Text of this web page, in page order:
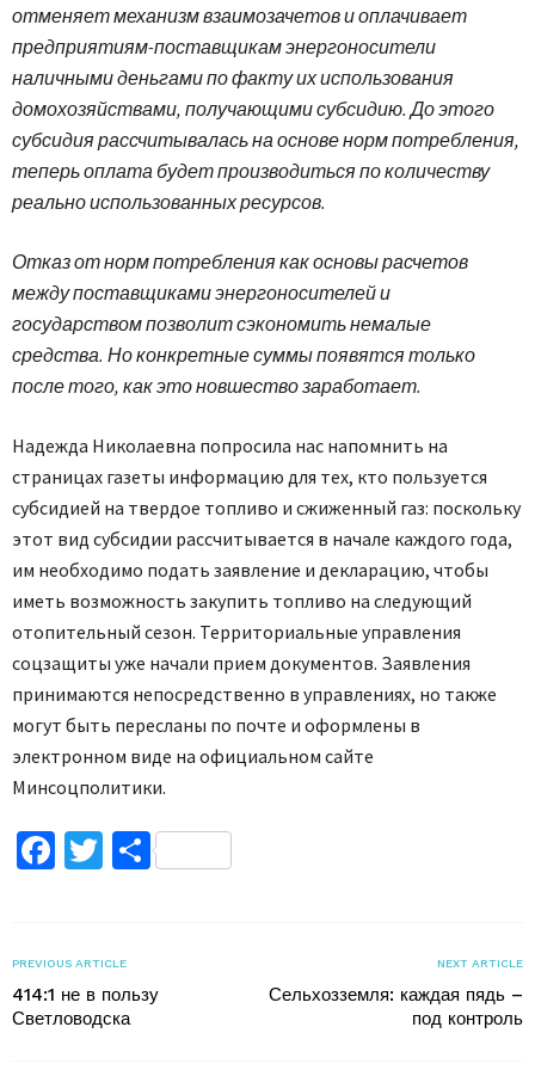
отменяет механизм взаимозачетов и оплачивает
предприятиям-поставщикам энергоносители
наличными деньгами по факту их использования
домохозяйствами, получающими субсидию. До этого
субсидия рассчитывалась на основе норм потребления,
теперь оплата будет производиться по количеству
реально использованных ресурсов.
Отказ от норм потребления как основы расчетов
между поставщиками энергоносителей и
государством позволит сэкономить немалые
средства. Но конкретные суммы появятся только
после того, как это новшество заработает.
Надежда Николаевна попросила нас напомнить на
страницах газеты информацию для тех, кто пользуется
субсидией на твердое топливо и сжиженный газ: поскольку
этот вид субсидии рассчитывается в начале каждого года,
им необходимо подать заявление и декларацию, чтобы
иметь возможность закупить топливо на следующий
отопительный сезон. Территориальные управления
соцзащиты уже начали прием документов. Заявления
принимаются непосредственно в управлениях, но также
могут быть пересланы по почте и оформлены в
электронном виде на официальном сайте
Минсоцполитики.
Facebook
TwitterПоділитися
PREVIOUS ARTICLE
414:1 не в пользу
Светловодска
NEXT ARTICLE
Сельхозземля: каждая пядь –
под контроль